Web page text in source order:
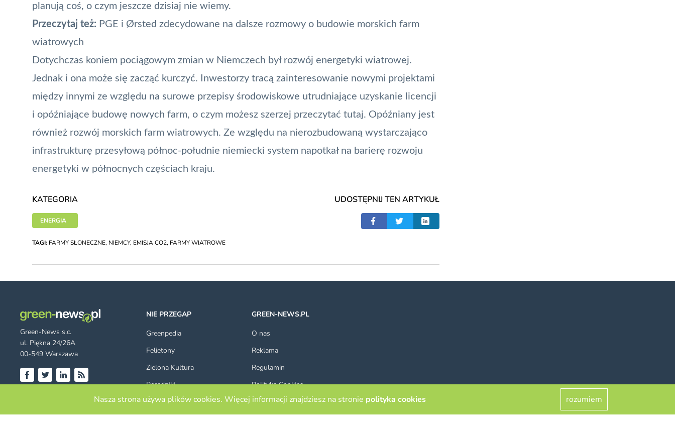
planują coś, o czym jeszcze dzisiaj nie wiemy.
Przeczytaj też: PGE i Ørsted zdecydowane na dalsze rozmowy o budowie morskich farm
wiatrowych
Dotychczas koniem pociągowym zmian w Niemczech był rozwój energetyki wiatrowej.
Jednak i ona może się zacząć kurczyć. Inwestorzy tracą zainteresowanie nowymi projektami
między innymi ze względu na surowe przepisy środowiskowe utrudniające uzyskanie licencji
i opóźniające budowę nowych farm, o czym możesz szerzej przeczytać tutaj. Opóźniany jest
również rozwój morskich farm wiatrowych. Ze względu na nierozbudowaną wystarczająco
infrastrukturę przesyłową północ-południe niemiecki system napotkał na barierę rozwoju
energetyki w północnych częściach kraju.
KATEGORIA
ENERGIA
UDOSTĘPNIJ TEN ARTYKUŁ
TAGI: FARMY SŁONECZNE, NIEMCY, EMISJA CO2, FARMY WIATROWE
Green-News s.c.
ul. Piękna 24/26A
00-549 Warszawa
FacebookTwitterLinkedIn
RSS
© 2026 green-news.pl. All rights
NIE PRZEGAP
Greenpedia
Felietony
Zielona Kultura
Poradniki
Szukaj
GREEN-NEWS.PL
O nas
Reklama
Regulamin
Polityka Cookies
Kontakt
Nasza strona używa plików cookies. Więcej informacji znajdziesz na stronie polityka cookies rozumiem